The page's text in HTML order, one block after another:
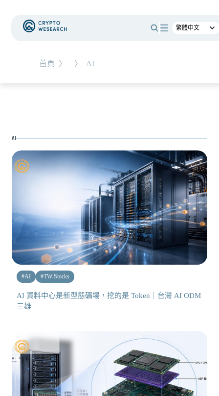
首頁 〉 〉 AI
NEW EVENT
NEW ARTICLES
入與代幣價值捕獲
總體經濟 Corporate Adoption
AI
#AI #TW-Stocks
AI 資料中心是新型態礦場，挖的是 Token｜台灣 AI ODM
三雄